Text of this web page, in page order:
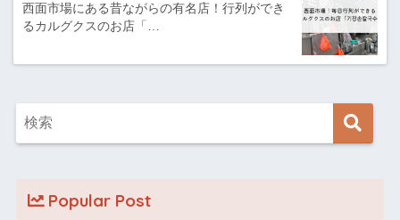
西面市場にある昔ながらの有名店！行列ができ
るカルグクスのお店「…
Popular Post